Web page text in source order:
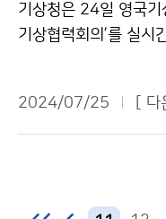
기상청은 24일 영국
기상협력회의’를 실시
2024/07/25 [